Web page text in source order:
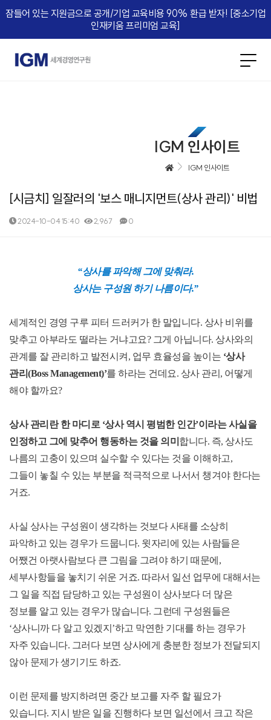
잠들어 있는 지원금으로 공개/기업 교육비용 90% 환급 받자! [중소기업
인재키움 프리미엄 교육]​
IGM 인사이트
IGM 인사이트
[시금치] 일잘러의 '보스 매니지먼트(상사 관리)' 비법
2024-10-04 15:40 2,967 0
“상사를 파악해 그에 맞춰라.
상사는 구성원 하기 나름이다.”
세계적인 경영 구루 피터 드러커가 한 말입니다. 상사 비위를
맞추고 아부라도 떨라는 거냐고요? 그게 아닙니다. 상사와의
관계를 잘 관리하고 발전시켜 , 업무 효율성을 높이는 ‘상사
관리(Boss Management)’를 하라는 건데요. 상사 관리 , 어떻게
해야 할까요?
상사 관리란 한 마디로 ‘상사 역시 평범한 인간’이라는 사실을
인정하고 그에 맞추어 행동하는 것을 의미 합니다. 즉, 상사도
나름의 고충이 있으며 실수할 수 있다는 것을 이해하고,
그들이 놓칠 수 있는 부분을 적극적으로 나서서 챙겨야 한다는
거죠.
사실 상사는 구성원이 생각하는 것보다 사태를 소상히
파악하고 있는 경우가 드뭅니다. 윗자리에 있는 사람들은
어쨌건 아랫사람보다 큰 그림을 그려야 하기 때문에 ,
세부사항들을 놓치기 쉬운 거죠. 따라서 일선 업무에 대해서는
그 일을 직접 담당하고 있는 구성원이 상사보다 더 많은
정보를 알고 있는 경우가 많습니다. 그런데 구성원들은
‘상사니까 다 알고 있겠지 ’하고 막연한 기대를 하는 경우가
자주 있습니다. 그러다 보면 상사에게 충분한 정보가 전달되지
않아 문제가 생기기도 하죠.
이런 문제를 방지하려면 중간 보고를 자주 할 필요가
있습니다. 지시 받은 일을 진행하다 보면 일선에서 크고 작은